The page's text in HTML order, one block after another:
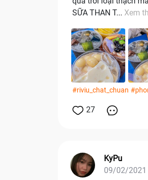
SỮA THAN T... Xem
#riviu_chat_chuan
27
KyPu
09/02/2021